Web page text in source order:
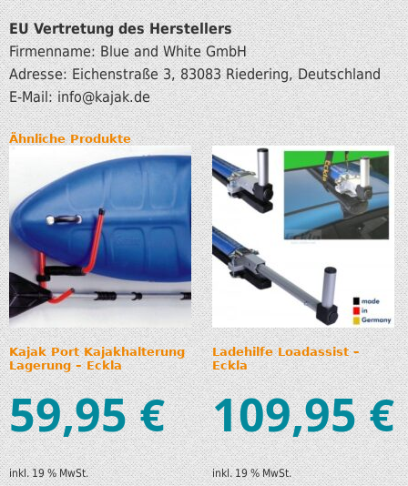
EU Vertretung des Herstellers
Firmenname: Blue and White GmbH
Adresse: Eichenstraße 3, 83083 Riedering, Deutschland
E-Mail: info@kajak.de
Ähnliche Produkte
Kajak Port Kajakhalterung
Lagerung – Eckla
59,95€
inkl. 19 % MwSt.
Ladehilfe Loadassist –
Eckla
109,95€
inkl. 19 % MwSt.